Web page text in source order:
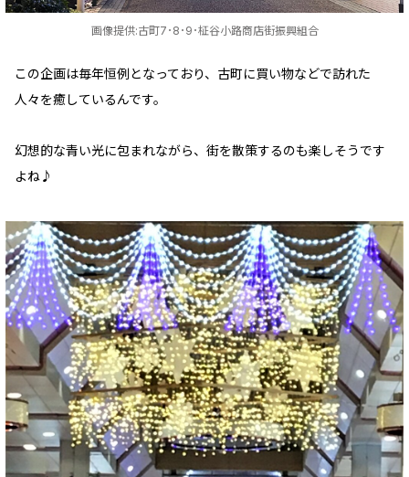
画像提供:古町7･8･9･柾谷小路商店街振興組合
この企画は毎年恒例となっており、古町に買い物などで訪れた
人々を癒しているんです。
幻想的な青い光に包まれながら、街を散策するのも楽しそうです
よね♪